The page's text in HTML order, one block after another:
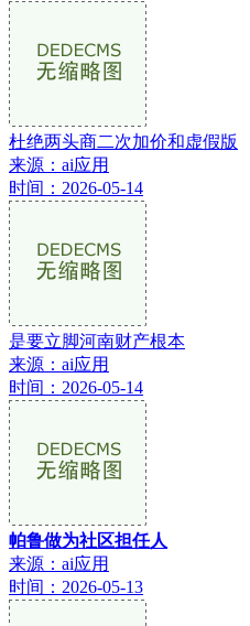
杜绝两头商二次加价和虚假版
来源：ai应用
时间：2026-05-14
是要立脚河南财产根本
来源：ai应用
时间：2026-05-14
帕鲁做为社区担任人
来源：ai应用
时间：2026-05-13